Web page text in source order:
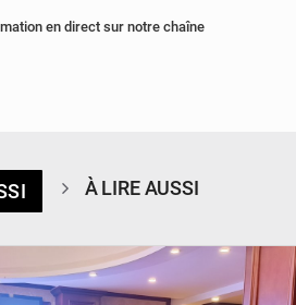
en direct sur notre chaîne
À LIRE AUSSI